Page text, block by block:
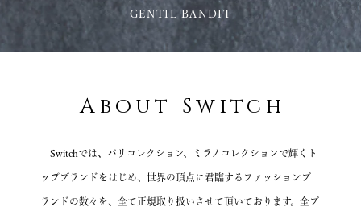
GENTIL BANDIT
About Switch
Switchでは、パリコレクション、ミラノコレクションで輝くト
ップブランドをはじめ、世界の頂点に君臨するファッションブ
ランドの数々を、全て正規取り扱いさせて頂いております。全ブ